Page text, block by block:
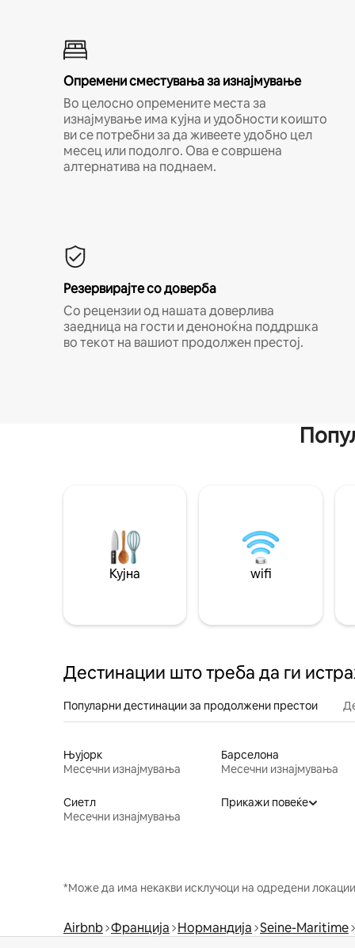
Опремени сместувања за изнајмување
Во целосно опремените места за
изнајмување има кујна и удобности коишто
ви се потребни за да живеете удобно цел
месец или подолго. Ова е совршена
алтернатива на поднаем.
Резервирајте со доверба
Со рецензии од нашата доверлива
заедница на гости и деноноќна поддршка
во текот на вашиот продолжен престој.
Кујна wifi
Дестинации што треба да ги
Популарни дестинации за продолжени престои
Њујорк
Месечни изнајмувања
Барселона
Месечни изнајмувања
Сиетл
Месечни изнајмувања
Прикажи повеќе
*Може да има некакви исклучоци на одредени
Airbnb Франција Нормандија Seine-Maritime